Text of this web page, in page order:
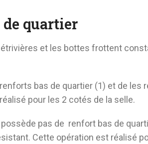
de quartier
et les bottes frottent
bas de quartier (1) et de les
pour les 2 cotés de la selle.
pas de renfort bas de
Cette opération est réalisé